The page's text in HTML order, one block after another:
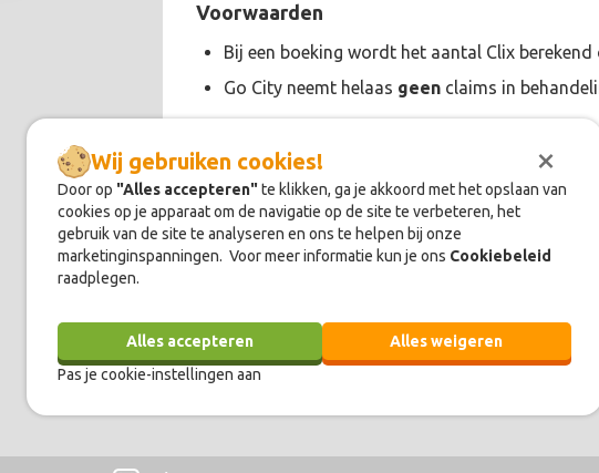
×
Wij gebruiken cookies!
Door op "Alles accepteren"te klikken, ga je akkoord met het opslaan van
cookies op je apparaat om de navigatie op de site te verbeteren, het
gebruik van de site te analyseren en ons te helpen bij onze
marketinginspanningen. Voor meer informatie kun je ons Cookiebeleid
raadplegen.
Alles accepteren
Alles weigeren
Pas je cookie-instellingen aan
Voorwaarden
Bij een boeking wordt het aantal Clix
Go City neemt helaas geen claims in
OverGo City
Ga lekker sightseeën in de mooiste steden die
waarop je de wereld kunt ontdekken, want met
plekken en zogenaamde 'hidden gems'. En je